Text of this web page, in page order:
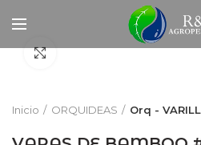
Inicio ORQUIDEAS Orq -